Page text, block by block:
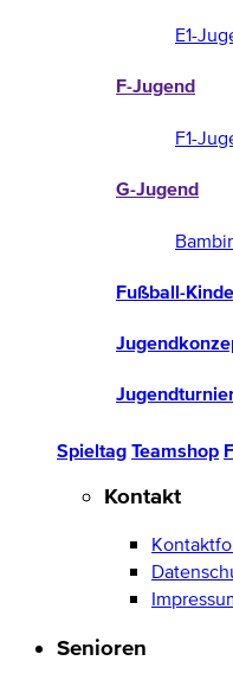
E1-
F-Jugend
F1-
G-Jugend
Fußball-
Spieltag Teamshop
Kontakt
Senioren